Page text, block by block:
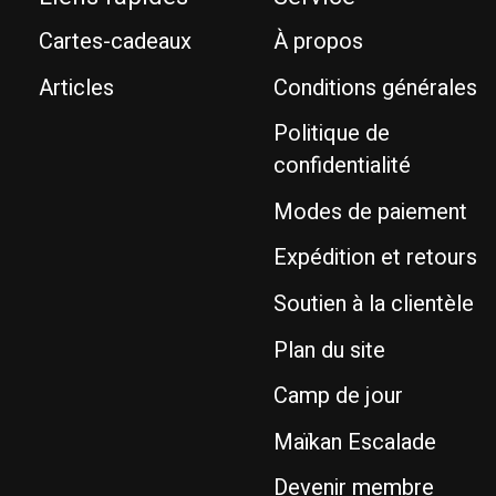
Cartes-cadeaux
Articles
À propos
Conditions générales
Politique de
confidentialité
Modes de paiement
Expédition et retours
Soutien à la clientèle
Plan du site
Camp de jour
Maïkan Escalade
Devenir membre